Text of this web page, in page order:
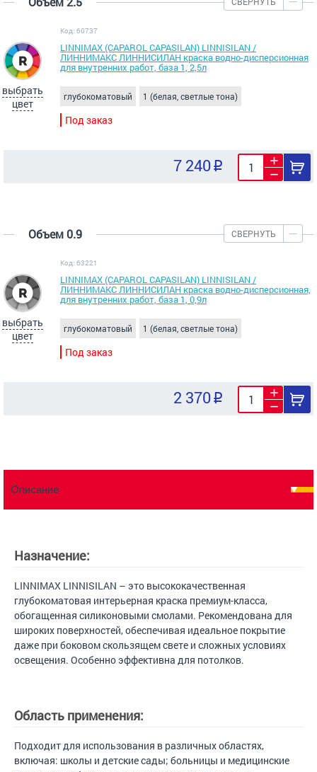
выбрать
цвет
Код: 60737
LINNIMAX (CAPAROL CAPASILAN) LINNISILAN /
ЛИННИМАКС ЛИННИСИЛАН краска водно-дисперсионная
для внутренних работ, база 1, 2,5л
глубокоматовый 1 (белая, светлые тона)
Под заказ
7 240
Объем 0.9 СВЕРНУТЬ
выбрать
цвет
Код: 63221
LINNIMAX (CAPAROL CAPASILAN) LINNISILAN /
ЛИННИМАКС ЛИННИСИЛАН краска водно-дисперсионная,
для внутренних работ, база 1, 0,9л
глубокоматовый 1 (белая, светлые тона)
Под заказ
2 370
Описание
Назначение:
LINNIMAX LINNISILAN – это высококачественная
глубокоматовая интерьерная краска премиум-класса,
обогащенная силиконовыми смолами. Рекомендована для
широких поверхностей, обеспечивая идеальное покрытие
даже при боковом скользящем свете и сложных условиях
освещения. Особенно эффективна для потолков.
Область применения:
Подходит для использования в различных областях,
включая: школы и детские сады; больницы и медицинские